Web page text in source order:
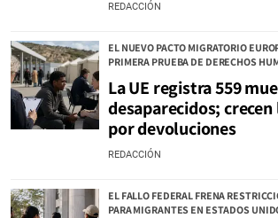
REDACCIÓN
EL NUEVO PACTO MIGRATORIO
PRIMERA PRUEBA DE DERECHOS
La UE registra 559
desaparecidos;
por devoluciones
REDACCIÓN
EL FALLO FEDERAL FRENA
PARA MIGRANTES EN ESTADOS